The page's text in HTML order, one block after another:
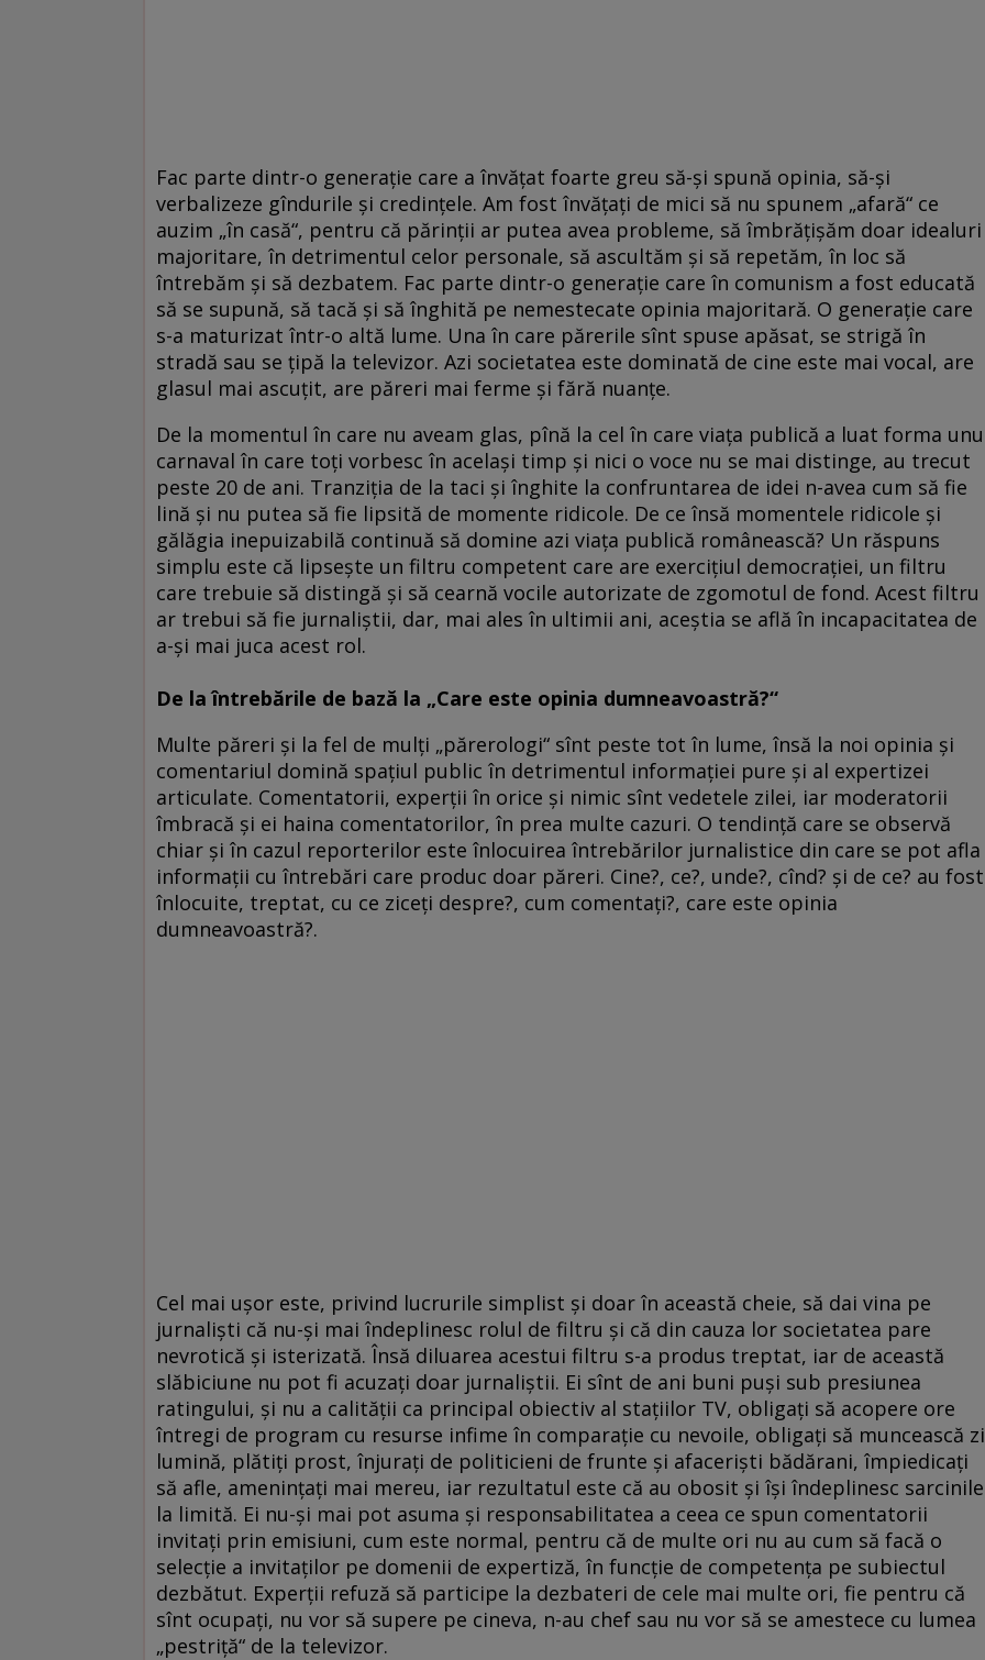
Fac parte dintr-o generaţie care a învăţat foarte greu să-şi spună opinia, să-şi
verbalizeze gîndurile şi credinţele. Am fost învăţaţi de mici să nu spunem „afară“ ce
auzim „în casă“, pentru că părinţii ar putea avea probleme, să îmbrăţişăm doar idealuri
majoritare, în detrimentul celor personale, să ascultăm şi să repetăm, în loc să
întrebăm şi să dezbatem. Fac parte dintr-o generaţie care în comunism a fost educată
să se supună, să tacă şi să înghită pe nemestecate opinia majoritară. O generaţie care
s-a maturizat într-o altă lume. Una în care părerile sînt spuse apăsat, se strigă în
stradă sau se ţipă la televizor. Azi societatea este dominată de cine este mai vocal, are
glasul mai ascuţit, are păreri mai ferme şi fără nuanţe.
De la momentul în care nu aveam glas, pînă la cel în care viaţa publică a luat forma
carnaval în care toţi vorbesc în acelaşi timp şi nici o voce nu se mai distinge, au trecut
peste 20 de ani. Tranziţia de la taci şi înghite la confruntarea de idei n-avea cum să fie
lină şi nu putea să fie lipsită de momente ridicole. De ce însă momentele ridicole şi
gălăgia inepuizabilă continuă să domine azi viaţa publică românească? Un răspuns
simplu este că lipseşte un filtru competent care are exerciţiul democraţiei, un filtru
care trebuie să distingă şi să cearnă vocile autorizate de zgomotul de fond. Acest filtru
ar trebui să fie jurnaliştii, dar, mai ales în ultimii ani, aceştia se află în incapacitatea de
a-şi mai juca acest rol.
De la întrebările de bază la „Care este opinia dumneavoastră?“
Multe păreri şi la fel de mulţi „părerologi“ sînt peste tot în lume, însă la noi opinia şi
comentariul domină spaţiul public în detrimentul informaţiei pure şi al expertizei
articulate. Comentatorii, experţii în orice şi nimic sînt vedetele zilei, iar moderatorii
îmbracă şi ei haina comentatorilor, în prea multe cazuri. O tendinţă care se observă
chiar şi în cazul reporterilor este înlocuirea întrebărilor jurnalistice din care se pot afla
informaţii cu întrebări care produc doar păreri. Cine?, ce?, unde?, cînd? şi de ce? au fost
înlocuite, treptat, cu ce ziceţi despre?, cum comentaţi?, care este opinia
dumneavoastră?.
Cel mai uşor este, privind lucrurile simplist şi doar în această cheie, să dai vina pe
jurnalişti că nu-şi mai îndeplinesc rolul de filtru şi că din cauza lor societatea pare
nevrotică şi isterizată. Însă diluarea acestui filtru s-a produs treptat, iar de această
slăbiciune nu pot fi acuzaţi doar jurnaliştii. Ei sînt de ani buni puşi sub presiunea
ratingului, şi nu a calităţii ca principal obiectiv al staţiilor TV, obligaţi să acopere ore
întregi de program cu resurse infime în comparaţie cu nevoile, obligaţi să muncească
lumină, plătiţi prost, înjuraţi de politicieni de frunte şi afacerişti bădărani, împiedicaţi
să afle, ameninţaţi mai mereu, iar rezultatul este că au obosit şi îşi îndeplinesc sarcinile
la limită. Ei nu-şi mai pot asuma şi responsabilitatea a ceea ce spun comentatorii
invitaţi prin emisiuni, cum este normal, pentru că de multe ori nu au cum să facă o
selecţie a invitaţilor pe domenii de expertiză, în funcţie de competenţa pe subiectul
dezbătut. Experţii refuză să participe la dezbateri de cele mai multe ori, fie pentru că
sînt ocupaţi, nu vor să supere pe cineva, n-au chef sau nu vor să se amestece cu lumea
„pestriţă“ de la televizor.